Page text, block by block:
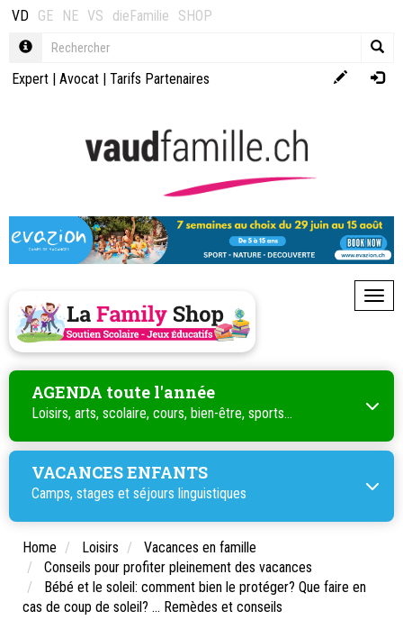
VD GE NE VS dieFamilie SHOP
Expert | Avocat | Tarifs Partenaires
AGENDA toute l'année
Loisirs, arts, scolaire, cours, bien-être, sports...
VACANCES ENFANTS
Camps, stages et séjours linguistiques
Home Loisirs
Vacances en famille
Conseils pour profiter pleinement des vacances
Bébé et le soleil: comment bien le protéger? Que faire en
cas de coup de soleil? ... Remèdes et conseils